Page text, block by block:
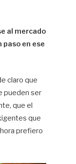
al mercado
paso en ese
claro que
pueden ser
que el
que
prefiero